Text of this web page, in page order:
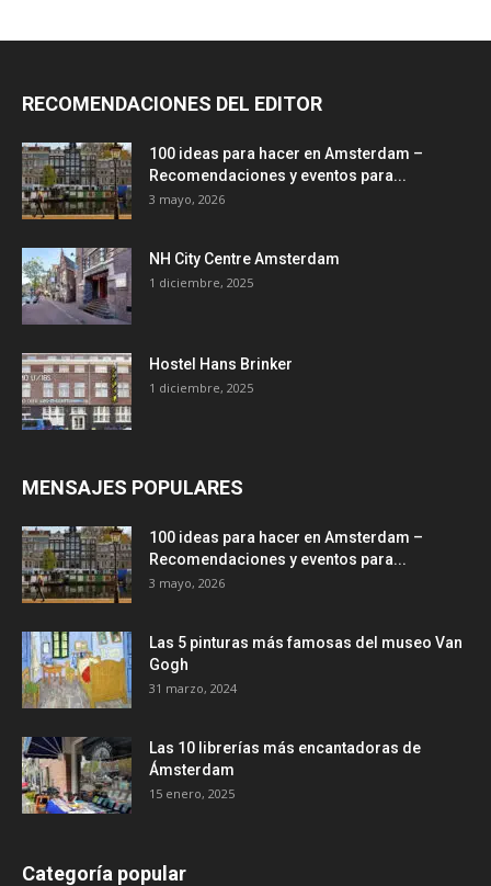
RECOMENDACIONES DEL EDITOR
100 ideas para hacer en Amsterdam –
Recomendaciones y eventos para...
3 mayo, 2026
NH City Centre Amsterdam
1 diciembre, 2025
Hostel Hans Brinker
1 diciembre, 2025
MENSAJES POPULARES
100 ideas para hacer en Amsterdam –
Recomendaciones y eventos para...
3 mayo, 2026
Las 5 pinturas más famosas del museo Van
Gogh
31 marzo, 2024
Las 10 librerías más encantadoras de
Ámsterdam
15 enero, 2025
Categoría popular